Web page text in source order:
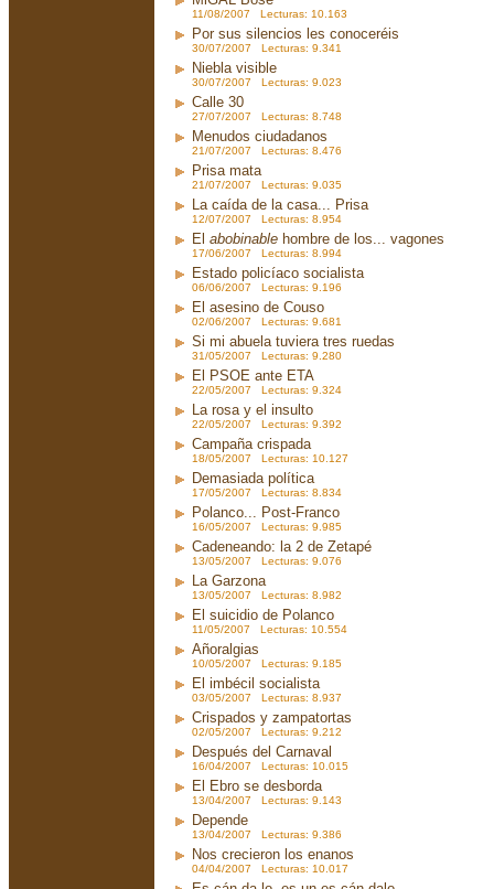
11/08/2007 Lecturas: 10.163
Por sus silencios les conoceréis
30/07/2007 Lecturas: 9.341
Niebla visible
30/07/2007 Lecturas: 9.023
Calle 30
27/07/2007 Lecturas: 8.748
Menudos ciudadanos
21/07/2007 Lecturas: 8.476
Prisa mata
21/07/2007 Lecturas: 9.035
La caída de la casa... Prisa
12/07/2007 Lecturas: 8.954
El abobinable hombre de los... vagones
17/06/2007 Lecturas: 8.994
Estado policíaco socialista
06/06/2007 Lecturas: 9.196
El asesino de Couso
02/06/2007 Lecturas: 9.681
Si mi abuela tuviera tres ruedas
31/05/2007 Lecturas: 9.280
El PSOE ante ETA
22/05/2007 Lecturas: 9.324
La rosa y el insulto
22/05/2007 Lecturas: 9.392
Campaña crispada
18/05/2007 Lecturas: 10.127
Demasiada política
17/05/2007 Lecturas: 8.834
Polanco... Post-Franco
16/05/2007 Lecturas: 9.985
Cadeneando: la 2 de Zetapé
13/05/2007 Lecturas: 9.076
La Garzona
13/05/2007 Lecturas: 8.982
El suicidio de Polanco
11/05/2007 Lecturas: 10.554
Añoralgias
10/05/2007 Lecturas: 9.185
El imbécil socialista
03/05/2007 Lecturas: 8.937
Crispados y zampatortas
02/05/2007 Lecturas: 9.212
Después del Carnaval
16/04/2007 Lecturas: 10.015
El Ebro se desborda
13/04/2007 Lecturas: 9.143
Depende
13/04/2007 Lecturas: 9.386
Nos crecieron los enanos
04/04/2007 Lecturas: 10.017